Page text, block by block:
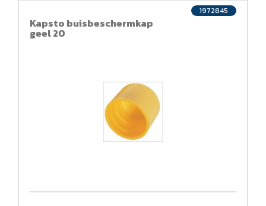
Kapsto buisbeschermkap
geel 20
1972845